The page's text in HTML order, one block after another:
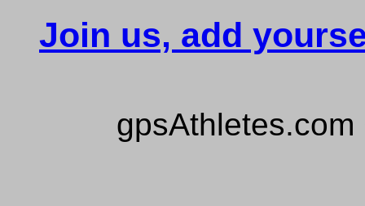
Join us, add